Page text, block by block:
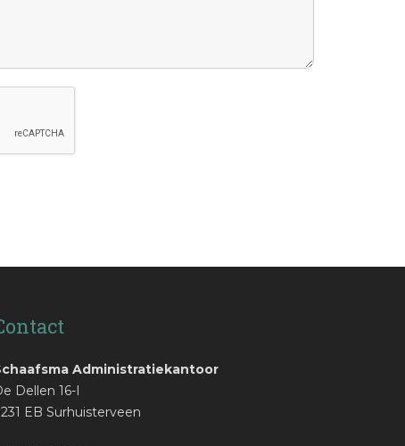
Administratiekantoor
Dellen 16-I
EB Surhuisterveen